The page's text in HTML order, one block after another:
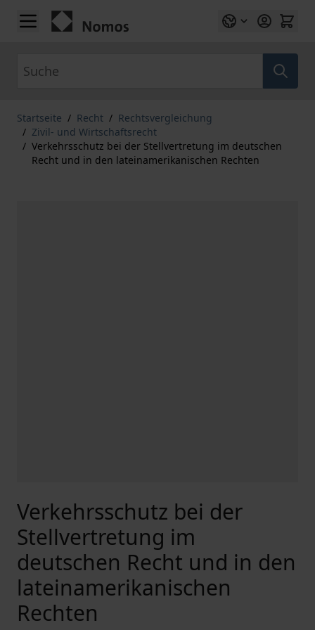
Zum Inhalt springen
Startseite / Recht / Rechtsvergleichung
/ Zivil- und Wirtschaftsrecht
/ Verkehrsschutz bei der Stellvertretung im deutschen
Recht und in den lateinamerikanischen Rechten
Verkehrsschutz bei der
Stellvertretung im
deutschen Recht und in den
lateinamerikanischen
Rechten